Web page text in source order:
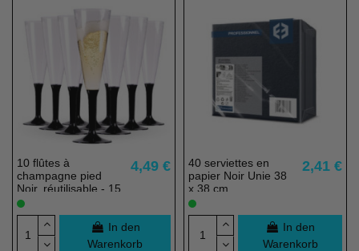
10 flûtes à
champagne pied
Noir, réutilisable - 15
cl
4,49 €
In den
Warenkorb
40 serviettes en
papier Noir Unie 38
x 38 cm
2,41 €
In den
Warenkorb